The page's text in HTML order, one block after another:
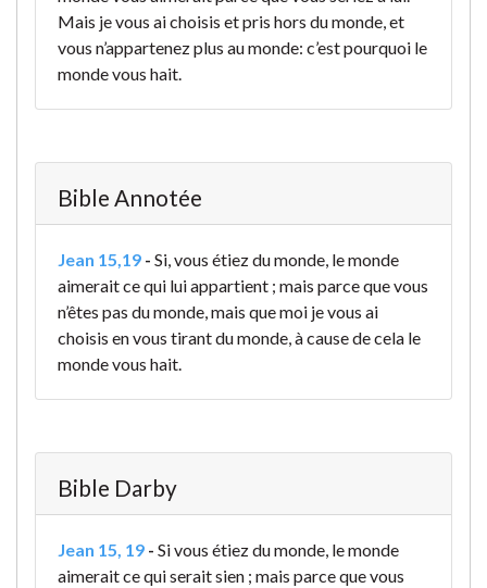
Mais je vous ai choisis et pris hors du monde, et
vous n’appartenez plus au monde: c’est pourquoi le
monde vous hait.
Bible Annotée
Jean 15,19 - Si, vous étiez du monde, le monde
aimerait ce qui lui appartient ; mais parce que vous
n’êtes pas du monde, mais que moi je vous ai
choisis en vous tirant du monde, à cause de cela le
monde vous hait.
Bible Darby
Jean 15, 19 - Si vous étiez du monde, le monde
aimerait ce qui serait sien ; mais parce que vous